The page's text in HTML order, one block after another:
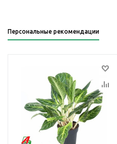
Персональные рекомендации